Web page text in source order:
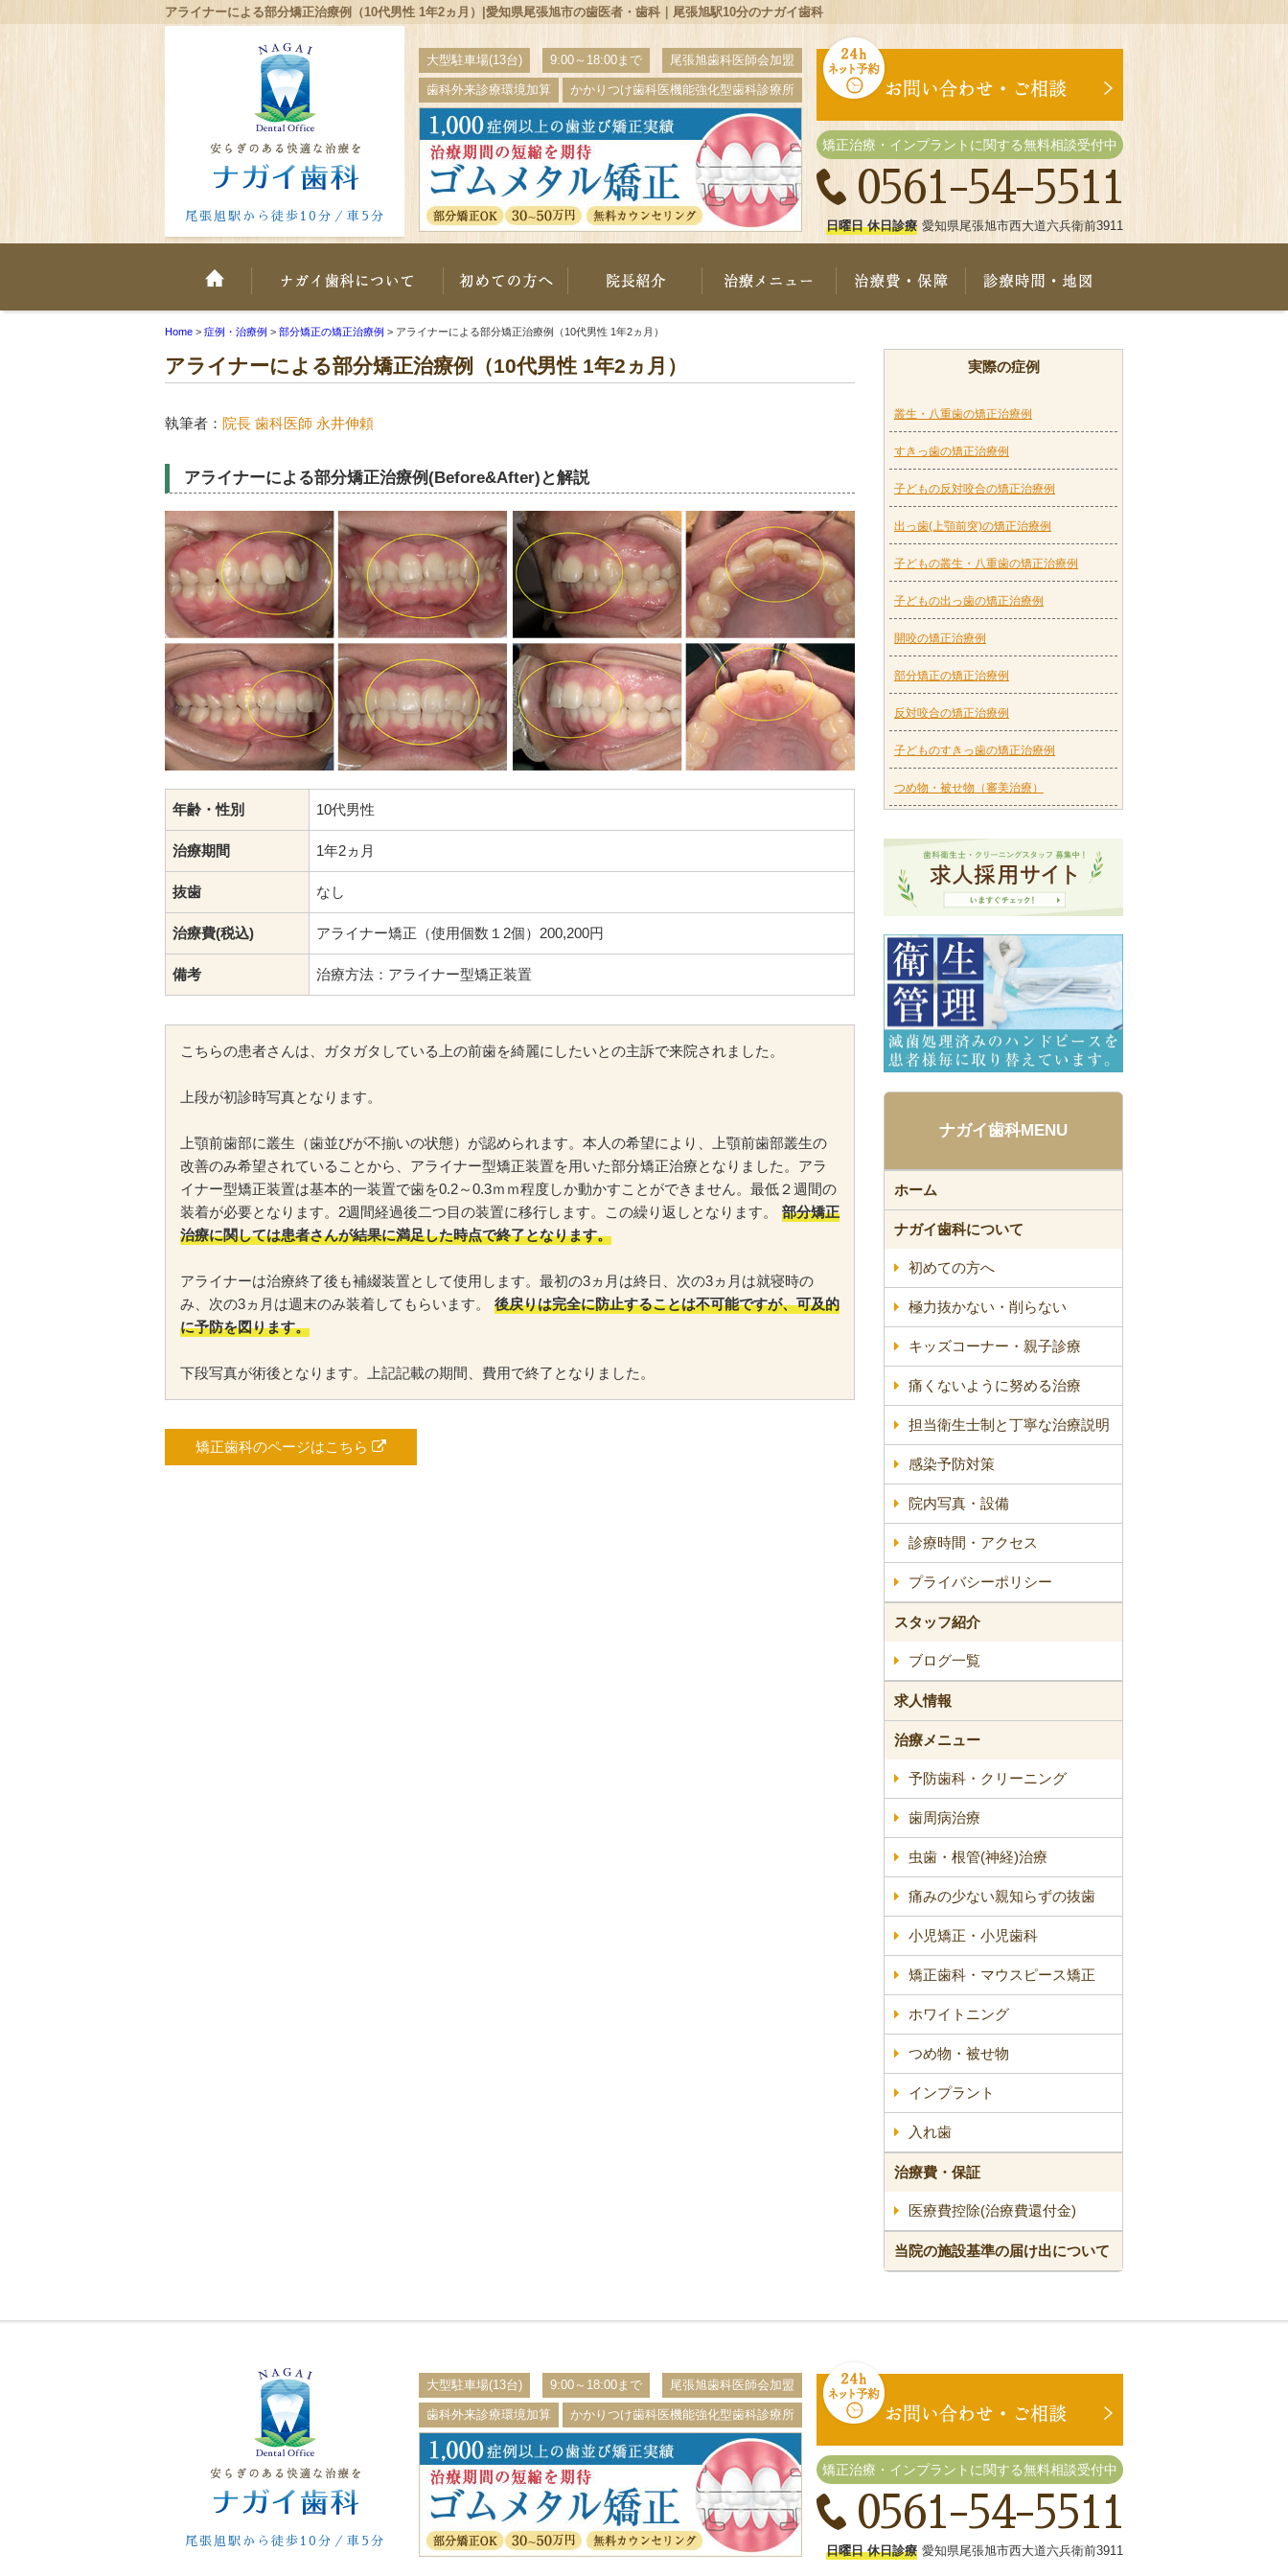
アライナーによる部分矯正治療例（10代男性 1年2ヵ月）|愛知県尾張旭市の歯医者・歯科｜尾張旭駅10分のナガイ歯科
尾張旭駅から徒歩10分／車5分
大型駐車場(13台) 9:00～18:00まで 尾張旭歯科医師会加盟
歯科外来診療環境加算 かかりつけ歯科医機能強化型歯科診療所
矯正治療・インプラントに関する無料相談受付中
0561-54-5511
日曜日 休日診療 愛知県尾張旭市西大道六兵衛前3911
ホーム ナガイ歯科について 初めての方へ 院長紹介 治療メニュー 治療費・保証
Home > 症例・治療例 > 部分矯正の矯正治療例 > アライナーによる部分矯正治療例（10代男性 1年2ヵ月）
アライナーによる部分矯正治療例（10代男性 1年2ヵ月）
執筆者： 院長 歯科医師 永井伸頼
アライナーによる部分矯正治療例(Before&After)と解説
年齢・性別 10代男性
治療期間 1年2ヵ月
抜歯 なし
治療費(税込) アライナー矯正（使用個数１2個）200,200円
備考 治療方法：アライナー型矯正装置
こちらの患者さんは、ガタガタしている上の前歯を綺麗にしたいとの主訴で来院されました。
上段が初診時写真となります。
上顎前歯部に叢生（歯並びが不揃いの状態）が認められます。本人の希望により、上顎前歯部叢生の
改善のみ希望されていることから、アライナー型矯正装置を用いた部分矯正治療となりました。アラ
イナー型矯正装置は基本的一装置で歯を0.2～0.3ｍｍ程度しか動かすことができません。最低２週間の
装着が必要となります。2週間経過後二つ目の装置に移行します。この繰り返しとなります。
部分矯正
治療に関しては患者さんが結果に満足した時点で終了となります。
アライナーは治療終了後も補綴装置として使用します。最初の3ヵ月は終日、次の3ヵ月は就寝時の
み、次の3ヵ月は週末のみ装着してもらいます。
後戻りは完全に防止することは不可能ですが、可及的
に予防を図ります。
下段写真が術後となります。上記記載の期間、費用で終了となりました。
矯正歯科のページはこちら
実際の症例
叢生・八重歯の矯正治療例
すきっ歯の矯正治療例
子どもの反対咬合の矯正治療例
出っ歯(上顎前突)の矯正治療例
子どもの叢生・八重歯の矯正治療例
子どもの出っ歯の矯正治療例
開咬の矯正治療例
部分矯正の矯正治療例
反対咬合の矯正治療例
子どものすきっ歯の矯正治療例
つめ物・被せ物（審美治療）
ナガイ歯科MENU
ホーム
ナガイ歯科について
初めての方へ
極力抜かない・削らない
キッズコーナー・親子診療
痛くないように努める治療
担当衛生士制と丁寧な治療説明
感染予防対策
院内写真・設備
診療時間・アクセス
プライバシーポリシー
スタッフ紹介
ブログ一覧
求人情報
治療メニュー
予防歯科・クリーニング
歯周病治療
虫歯・根管(神経)治療
痛みの少ない親知らずの抜歯
小児矯正・小児歯科
矯正歯科・マウスピース矯正
ホワイトニング
つめ物・被せ物
インプラント
入れ歯
治療費・保証
医療費控除(治療費還付金)
当院の施設基準の届け出について
尾張旭駅から徒歩10分／車5分
大型駐車場(13台) 9:00～18:00まで 尾張旭歯科医師会加盟
歯科外来診療環境加算 かかりつけ歯科医機能強化型歯科診療所
矯正治療・インプラントに関する無料相談受付中
0561-54-5511
日曜日 休日診療 愛知県尾張旭市西大道六兵衛前3911